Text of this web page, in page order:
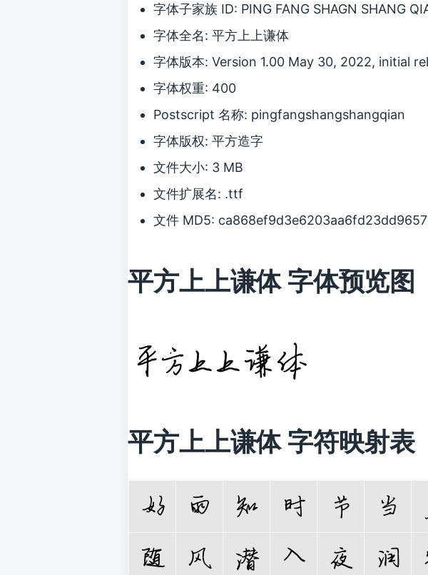
字体子家族 ID: PING FANG SHAGN SHANG
字体全名: 平方上上谦体
字体版本: Version 1.00 May 30, 2022, initial
字体权重: 400
Postscript 名称: pingfangshangshangqian
字体版权: 平方造字
文件大小: 3 MB
文件扩展名: .ttf
文件 MD5:
平方上上谦体 字体预览图
平方上上谦体 字符映射表